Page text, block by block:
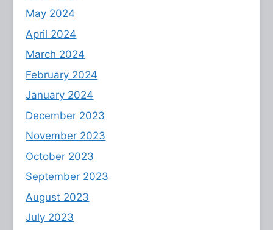
May 2024
April 2024
March 2024
February 2024
January 2024
December 2023
November 2023
October 2023
September 2023
August 2023
July 2023